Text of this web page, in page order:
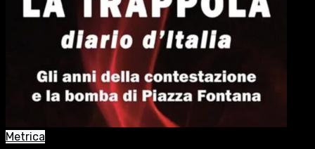
Metrica